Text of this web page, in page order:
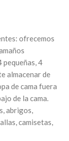
ofrecemos
pequeñas, 4
almacenar de
de cama fuera
de la cama.
abrigos,
camisetas,